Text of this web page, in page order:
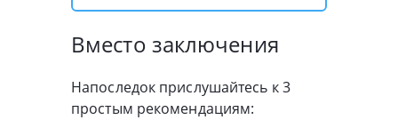
Вместо заключения
Напоследок прислушайтесь к 3
простым рекомендациям: